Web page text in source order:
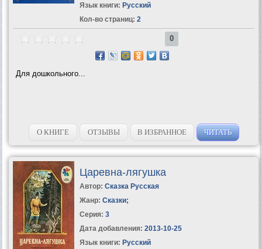
Язык книги: Русский
Кол-во страниц: 2
0
Для дошкольного...
О КНИГЕ ОТЗЫВЫ В ИЗБРАННОЕ ЧИТАТЬ
Царевна-лягушка
Автор: Сказка Русская
Жанр: Сказки;
Серия: 3
Дата добавления: 2013-10-25
Язык книги: Русский